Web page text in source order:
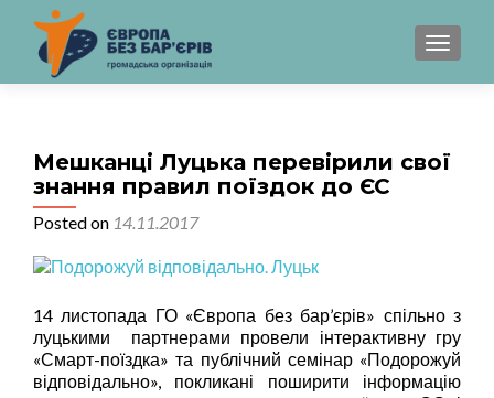
Мешканці Луцька перевірили свої
знання правил поїздок до ЄС
Posted on 14.11.2017
14 листопада ГО «Європа без бар’єрів» спільно з
луцькими партнерами провели інтерактивну гру
«Смарт-поїздка» та публічний семінар «Подорожуй
відповідально», покликані поширити інформацію